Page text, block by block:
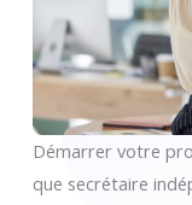
Démarrer votre
que secrétaire